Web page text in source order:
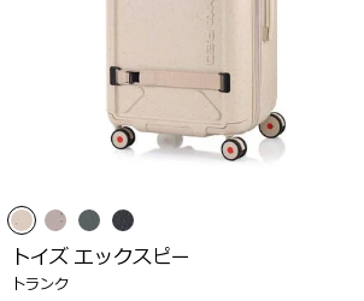
トイズ エックスピー
トランク